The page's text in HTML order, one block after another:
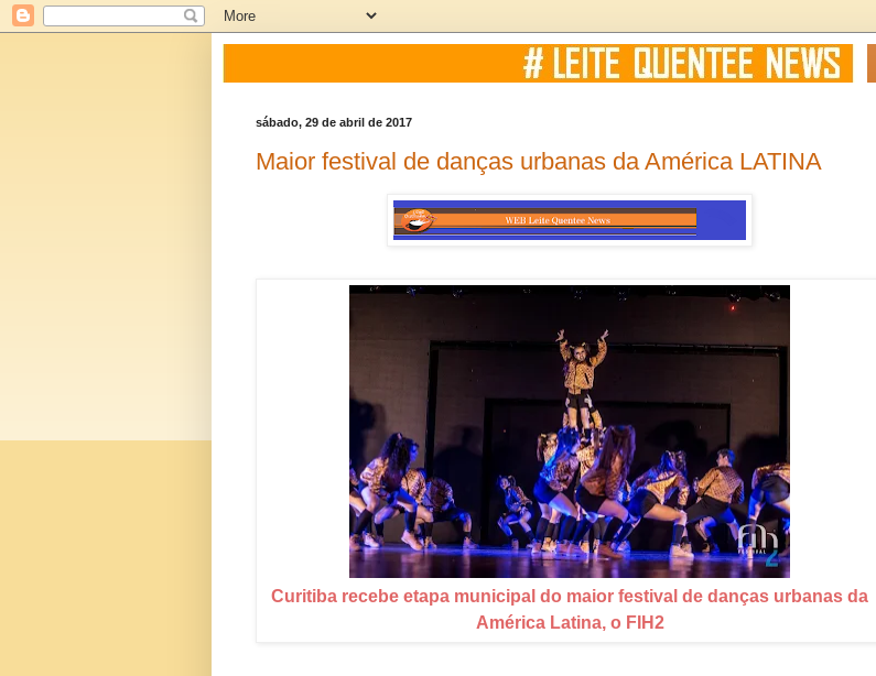
sábado, 29 de abril de 2017
Maior festival de danças urbanas da América LATINA
Curitiba recebe etapa municipal do maior festival de danças urbanas da
América Latina, o FIH2